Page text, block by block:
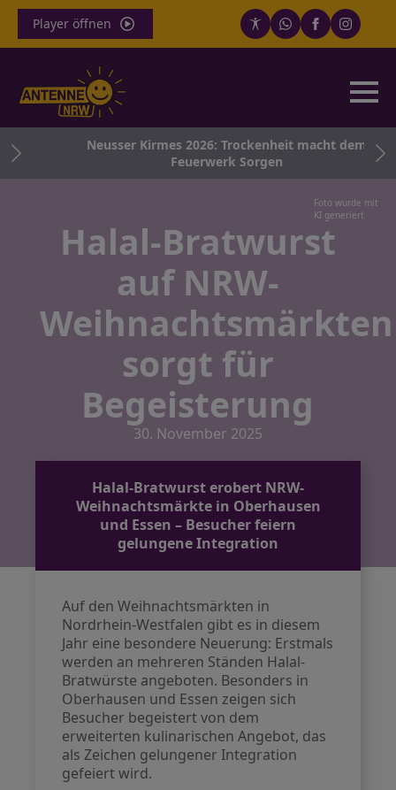
Player öffnen
Neusser Kirmes 2026: Trockenheit macht dem
Feuerwerk Sorgen
Foto wurde mit
KI generiert
Halal-Bratwurst
auf NRW-
Weihnachtsmärkten
sorgt für
Begeisterung
30. November 2025
Halal-Bratwurst erobert NRW-
Weihnachtsmärkte in Oberhausen
und Essen – Besucher feiern
gelungene Integration
Auf den Weihnachtsmärkten in
Nordrhein-Westfalen gibt es in diesem
Jahr eine besondere Neuerung: Erstmals
werden an mehreren Ständen Halal-
Bratwürste angeboten. Besonders in
Oberhausen und Essen zeigen sich
Besucher begeistert von dem
erweiterten kulinarischen Angebot, das
als Zeichen gelungener Integration
gefeiert wird.